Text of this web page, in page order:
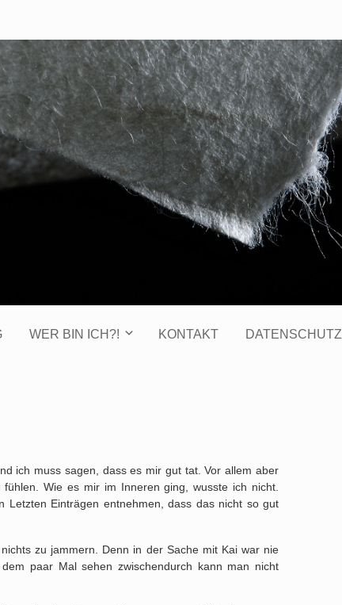
WER BIN ICH?! KONTAKT DATENSCHUTZ
ich muss sagen, dass es mir gut tat. Vor allem aber
Wie es mir im Inneren ging, wusste ich nicht.
Letzten Einträgen entnehmen, dass das nicht so gut
zu jammern. Denn in der Sache mit Kai war nie
paar Mal sehen zwischendurch kann man nicht